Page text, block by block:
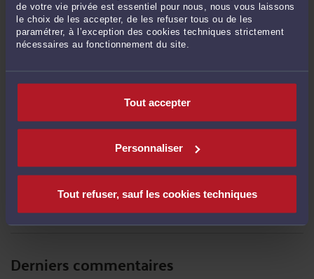
de votre vie privée est essentiel pour nous, nous vous laissons
le choix de les accepter, de les refuser tous ou de les
paramétrer, à l’exception des cookies techniques strictement
nécessaires au fonctionnement du site.
Tout accepter
Personnaliser
Tout refuser, sauf les cookies techniques
Selon la Cour de cassation, la remise par une société de presse de bulletins
de paie à un pigiste ne permet pas de considérer qu'il est présumé salarié
Le 14 déc. 2018 à 13:33
QPC portant sur sa jurisprudence relative à l'indemnité de licenciement des
journalistes employés par des agences de presse-Le 17 août 2018 à 11:01
Une question prioritaire de constitutionnalité sur l'indemnité de
licenciement des journalistes employés par les agences de presse-Le 27 avril
A quelle date la résiliation du contrat de travail du journaliste pigiste doit-
elle être fixée en cas d'arrêt des piges par l'employeur ? Le pigiste doit-il être
Voir toutes ses publications
Derniers commentaires